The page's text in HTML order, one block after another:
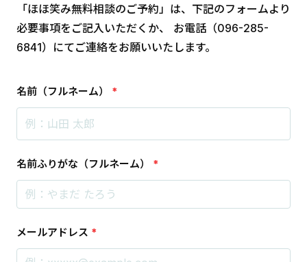
「ほほ笑み無料相談のご予約」は、下記のフォームより
必要事項をご記入いただくか、 お電話（096-285-
6841）にてご連絡をお願いいたします。
名前（フルネーム） *
名前ふりがな（フルネーム） *
メールアドレス *